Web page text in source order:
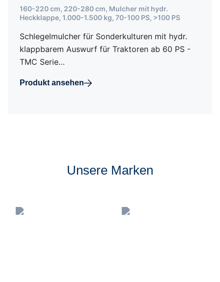
160-220 cm, 220-280 cm, Mulcher mit hydr.
Heckklappe, 1.000-1.500 kg, 70-100 PS, >100 PS
Schlegelmulcher für Sonderkulturen mit hydr.
klappbarem Auswurf für Traktoren ab 60 PS -
TMC Serie…
Produkt ansehen
Unsere Marken